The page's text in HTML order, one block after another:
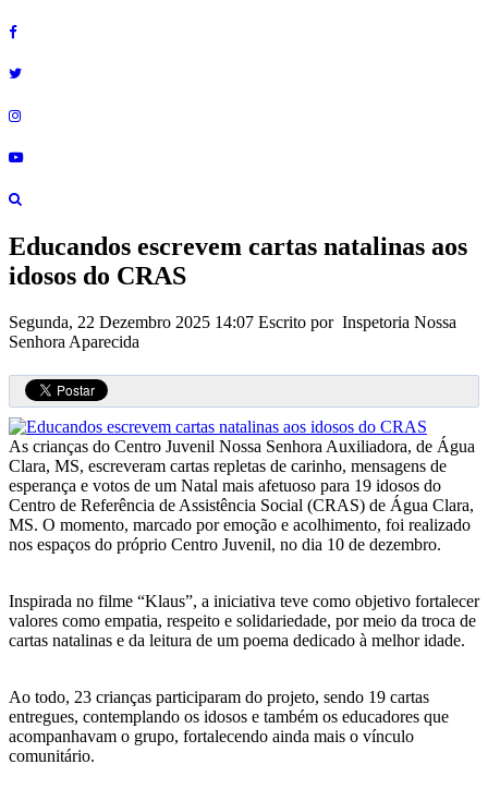
Educandos escrevem cartas natalinas aos
idosos do CRAS
Segunda, 22 Dezembro 2025 14:07 Escrito por Inspetoria Nossa
Senhora Aparecida
As crianças do Centro Juvenil Nossa Senhora Auxiliadora, de Água
Clara, MS, escreveram cartas repletas de carinho, mensagens de
esperança e votos de um Natal mais afetuoso para 19 idosos do
Centro de Referência de Assistência Social (CRAS) de Água Clara,
MS. O momento, marcado por emoção e acolhimento, foi realizado
nos espaços do próprio Centro Juvenil, no dia 10 de dezembro.
Inspirada no filme “Klaus”, a iniciativa teve como objetivo fortalecer
valores como empatia, respeito e solidariedade, por meio da troca de
cartas natalinas e da leitura de um poema dedicado à melhor idade.
Ao todo, 23 crianças participaram do projeto, sendo 19 cartas
entregues, contemplando os idosos e também os educadores que
acompanhavam o grupo, fortalecendo ainda mais o vínculo
comunitário.